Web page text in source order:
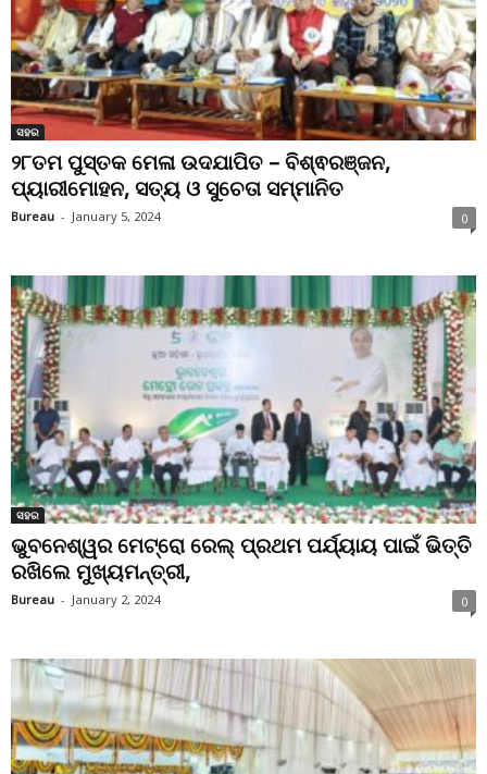
ସହର
୨୮ତମ ପୁସ୍ତକ ମେଳା ଉଦଯାପିତ – ବିଶ୍ଵରଞ୍ଜନ,
ପ୍ୟାରୀମୋହନ, ସତ୍ୟ ଓ ସୁଚେତା ସମ୍ମାନିତ
Bureau - January 5, 2024 0
ସହର
ଭୁବନେଶ୍ୱର ମେଟ୍ରୋ ରେଲ୍ ପ୍ରଥମ ପର୍ଯ୍ୟାୟ ପାଇଁ ଭିତ୍ତି
ରଖିଲେ ମୁଖ୍ୟମନ୍ତ୍ରୀ,
Bureau - January 2, 2024 0